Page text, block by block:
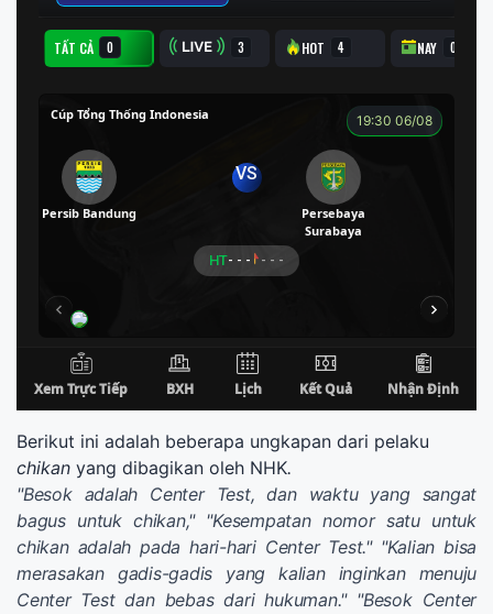
Berikut ini adalah beberapa ungkapan dari pelaku
chikan yang dibagikan oleh NHK.
"Besok adalah Center Test, dan waktu yang sangat
bagus untuk chikan," "Kesempatan nomor satu untuk
chikan adalah pada hari-hari Center Test." "Kalian bisa
merasakan gadis-gadis yang kalian inginkan menuju
Center Test dan bebas dari hukuman." "Besok Center